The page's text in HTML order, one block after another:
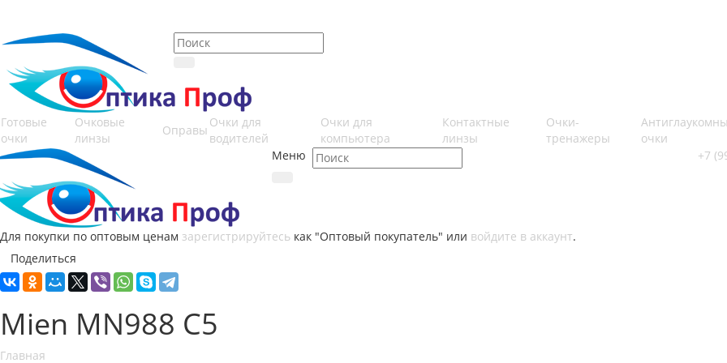
Готовые
очки
Очковые
линзы
Оправы
Очки для
водителей
Очки для
компьютера
Контактные
линзы
Очки-
тренажеры
очки
Меню
+7
Для покупки по оптовым ценам зарегистрируйтесь как "Оптовый покупатель" или войдите в аккаунт.
Поделиться
Mien MN988 C5
Главная